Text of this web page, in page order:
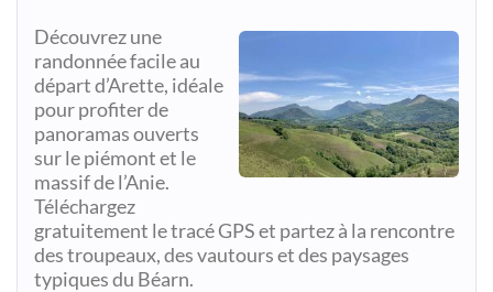
Découvrez une
randonnée facile au
départ d’Arette, idéale
pour profiter de
panoramas ouverts
sur le piémont et le
massif de l’Anie.
Téléchargez
gratuitement le tracé GPS et partez à la rencontre
des troupeaux, des vautours et des paysages
typiques du Béarn.